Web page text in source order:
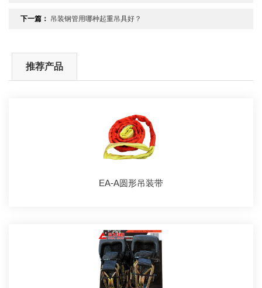
下一篇： 吊装钢管用哪种起重吊具好？
推荐产品
EA-A圆形吊装带